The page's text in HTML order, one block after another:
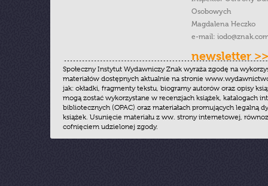
Osobowych
Magdalena Heczko
e-mail:
newsletter >>
Społeczny Instytut Wydawniczy Znak wyraża zgodę na
materiałów dostępnych aktualnie na stronie
jak: okładki, fragmenty tekstu, biogramy autorów oraz opisy
mogą zostać wykorzystane w recenzjach książek, katalogach
bibliotecznych (OPAC) oraz materiałach promujących legalną
książek. Usunięcie materiału z ww. strony internetowej,
cofnięciem udzielonej zgody.